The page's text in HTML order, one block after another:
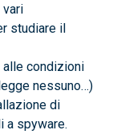
vari
studiare il
alle condizioni
nessuno…)
di
a spyware.